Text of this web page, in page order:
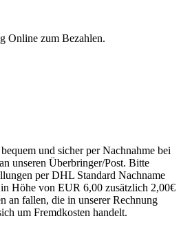
Online zum Bezahlen.
und sicher per Nachnahme bei
unseren Überbringer/Post. Bitte
per DHL Standard Nachname
Höhe von EUR 6,00 zusätzlich 2,00€
an fallen, die in unserer Rechnung
um Fremdkosten handelt.